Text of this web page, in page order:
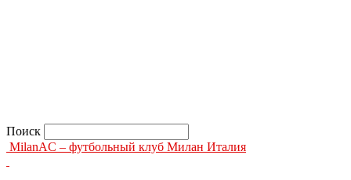
Поиск
MilanAC – футбольный клуб Милан Италия